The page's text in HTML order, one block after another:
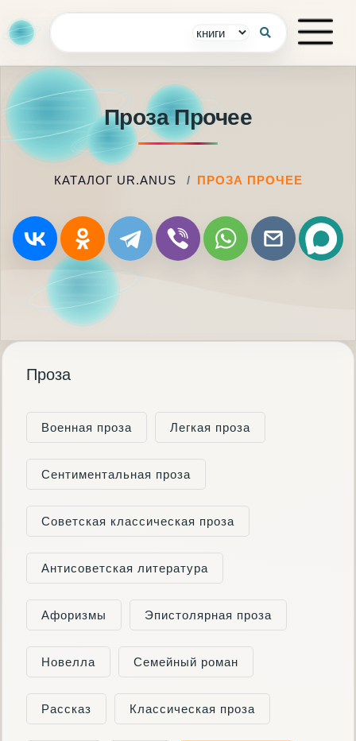
Проза Прочее
КАТАЛОГ UR.ANUS ПРОЗА ПРОЧЕЕ
Проза
Военная проза Легкая проза
Сентиментальная проза
Советская классическая проза
Антисоветская литература
Афоризмы Эпистолярная проза
Новелла Семейный роман
Рассказ Классическая проза